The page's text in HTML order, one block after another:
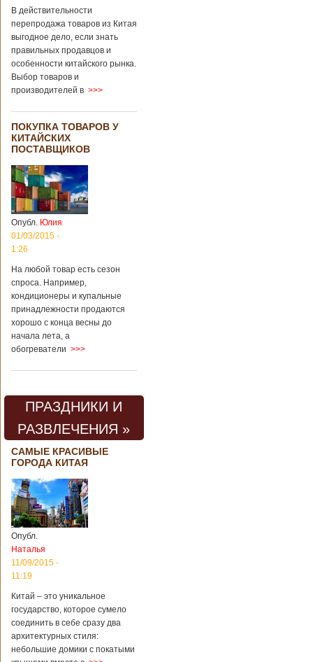
В действительности
перепродажа товаров из Китая
выгодное дело, если знать
правильных продавцов и
особенности китайского рынка.
Выбор товаров и
производителей в >>>
ПОКУПКА ТОВАРОВ У
КИТАЙСКИХ
ПОСТАВЩИКОВ
Опубл. Юлия
01/03/2015 -
1:26
На любой товар есть сезон
спроса. Например,
кондиционеры и купальные
принадлежности продаются
хорошо с конца весны до
начала лета, а
обогреватели >>>
ПРАЗДНИКИ И
РАЗВЛЕЧЕНИЯ »
САМЫЕ КРАСИВЫЕ
ГОРОДА КИТАЯ
Опубл.
Наталья
11/09/2015 -
11:19
Китай – это уникальное
государство, которое сумело
соединить в себе сразу два
архитектурных стиля:
небольшие домики с покатыми